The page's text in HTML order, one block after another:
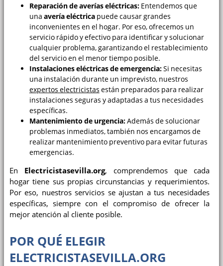
Reparación de averías eléctricas:Entendemos que
una avería eléctricapuede causar grandes
inconvenientes en el hogar. Por eso, ofrecemos un
servicio rápido y efectivo para identificar y solucionar
cualquier problema, garantizando el restablecimiento
del servicio en el menor tiempo posible.
Instalaciones eléctricas de emergencia:Si necesitas
una instalación durante un imprevisto, nuestros
expertos electricistas están preparados para realizar
instalaciones seguras y adaptadas a tus necesidades
específicas.
Mantenimiento de urgencia:Además de solucionar
problemas inmediatos, también nos encargamos de
realizar mantenimiento preventivo para evitar futuras
emergencias.
En Electricistasevilla.org, comprendemos que cada
hogar tiene sus propias circunstancias y requerimientos.
Por eso, nuestros servicios se ajustan a tus necesidades
específicas, siempre con el compromiso de ofrecer la
mejor atención al cliente posible.
POR QUÉ ELEGIR
ELECTRICISTASEVILLA.ORG